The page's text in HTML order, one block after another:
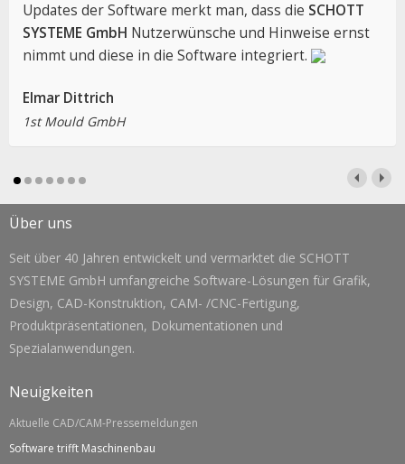
Updates der Software merkt man, dass die SCHOTT
SYSTEME GmbH Nutzerwünsche und Hinweise ernst
nimmt und diese in die Software integriert.
Elmar Dittrich
1st Mould GmbH
Über uns
Seit über 40 Jahren entwickelt und vermarktet die SCHOTT
SYSTEME GmbH umfangreiche Software-Lösungen für Grafik,
Design, CAD-Konstruktion, CAM- /CNC-Fertigung,
Produktpräsentationen, Dokumentationen und
Spezialanwendungen.
Neuigkeiten
Aktuelle CAD/CAM-Pressemeldungen
Software trifft Maschinenbau